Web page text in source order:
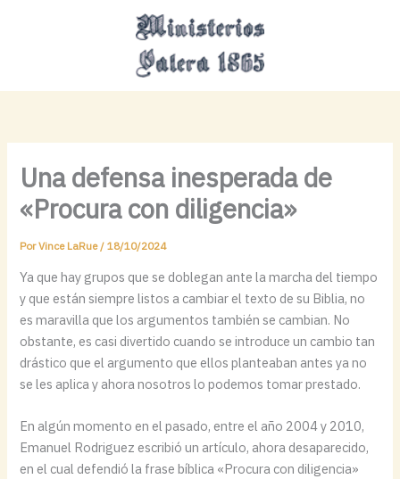
Una defensa inesperada de
«Procura con diligencia»
PorVince LaRue /18/10/2024
Ya que hay grupos que se doblegan ante la marcha del tiempo
y que están siempre listos a cambiar el texto de su Biblia, no
es maravilla que los argumentos también se cambian. No
obstante, es casi divertido cuando se introduce un cambio tan
drástico que el argumento que ellos planteaban antes ya no
se les aplica y ahora nosotros lo podemos tomar prestado.
En algún momento en el pasado, entre el año 2004 y 2010,
Emanuel Rodriguez escribió un artículo, ahora desaparecido,
en el cual defendió la frase bíblica «Procura con diligencia»